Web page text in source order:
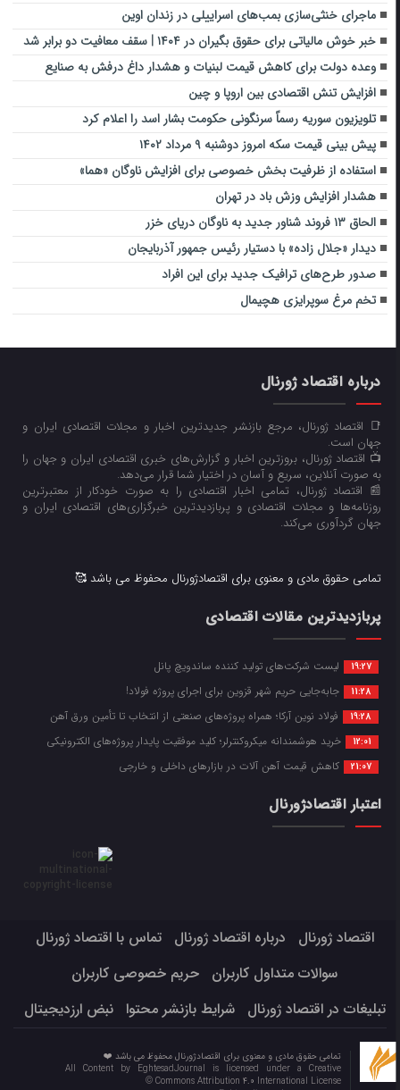
ماجرای خنثی‌سازی بمب‌های اسراییلی در زندان اوین
خبر خوش مالیاتی برای حقوق‌ بگیران در ۱۴۰۴ | سقف معافیت دو برابر شد
وعده دولت برای کاهش قیمت لبنیات و هشدار داغ درفش به صنایع
افزایش تنش اقتصادی بین اروپا و چین
تلویزیون سوریه رسماً سرنگونی حکومت بشار اسد را اعلام کرد
پیش بینی قیمت سکه امروز دوشنبه ۹ مرداد ۱۴۰۲
استفاده از ظرفیت بخش خصوصی برای افزایش ناوگان «هما»
هشدار افزایش وزش باد در تهران
الحاق ۱۳ فروند شناور جدید به ناوگان دریای خزر
دیدار «جلال زاده» با دستیار رئیس جمهور آذربایجان
صدور طرح‌های ترافیک جدید برای این افراد
تخم مرغ سوپرایزی هچیمال
درباره اقتصاد ژورنال
📑 اقتصاد ژورنال، مرجع بازنشر جدیدترین اخبار و مجلات اقتصادی ایران و
جهان است.
📺 اقتصاد ژورنال، بروزترین اخبار و گزارش‌های خبری اقتصادی ایران و جهان را
به صورت آنلاین، سریع و آسان در اختیار شما قرار می‌‌دهد.
📰 اقتصاد ژورنال، تمامی اخبار اقتصادی را به صورت خودکار از معتبرترین
روزنامه‌ها و مجلات اقتصادی و پربازدیدترین خبرگزاری‌های اقتصادی ایران و
جهان گردآوری می‌کند.
تمامی حقوق مادی و معنوی برای اقتصادژورنال محفوظ می باشد 🥰
پربازدیدترین مقالات اقتصادی
19:27 لیست شرکت‌های تولید کننده ساندویچ پانل
11:28 جابه‌جایی حریم شهر قزوین برای اجرای پروژه فولاد!
19:28 فولاد نوین آرکا؛ همراه پروژه‌های صنعتی از انتخاب تا تأمین ورق آهن
12:01 خرید هوشمندانه میکروکنترلر؛ کلید موفقیت پایدار پروژه‌های الکترونیکی
21:07 کاهش قیمت آهن آلات در بازارهای داخلی و خارجی
اعتبار اقتصادژورنال
اقتصاد ژورنال درباره اقتصاد ژورنال
تماس با اقتصاد ژورنال
سوالات متداول کاربران
حریم خصوصی کاربران
تبلیغات در اقتصاد ژورنال
شرایط بازنشر محتوا نبض ارزدیجیتال
تمامی حقوق مادی و معنوی برای اقتصادژورنال محفوظ می باشد ❤️
All Content by EghtesadJournal is licensed under a Creative
Commons Attribution 4.0 International License ©️